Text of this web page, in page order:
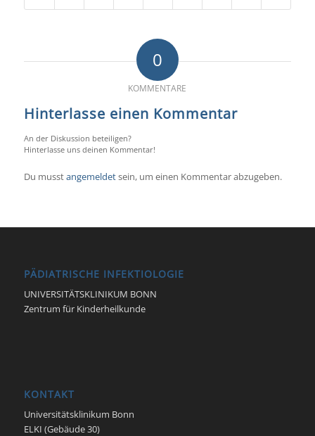
0
KOMMENTARE
Hinterlasse einen Kommentar
An der Diskussion beteiligen?
Hinterlasse uns deinen Kommentar!
Du musstangemeldetsein, um einen Kommentar abzugeben.
PÄDIATRISCHE INFEKTIOLOGIE
UNIVERSITÄTSKLINIKUM BONN
Zentrum für Kinderheilkunde
KONTAKT
Universitätsklinikum Bonn
ELKI (Gebäude 30)